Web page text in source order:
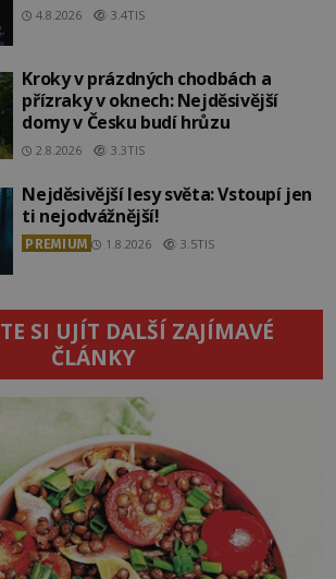
4.8.2026 3.4TIS
Kroky v prázdných chodbách a
přízraky v oknech: Nejděsivější
domy v Česku budí hrůzu
2.8.2026 3.3TIS
Nejděsivější lesy světa: Vstoupí jen
ti nejodvážnější!
PREMIUM 1.8.2026 3.5TIS
SI UJÍT DALŠÍ ZAJÍMAVÉ
ČLÁNKY